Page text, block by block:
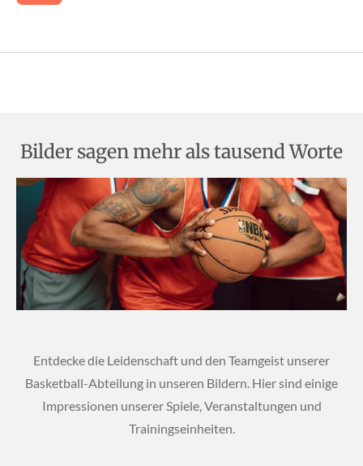
Bilder sagen mehr als tausend Worte
Entdecke die Leidenschaft und den Teamgeist unserer
Basketball-Abteilung in unseren Bildern. Hier sind einige
Impressionen unserer Spiele, Veranstaltungen und
Trainingseinheiten.